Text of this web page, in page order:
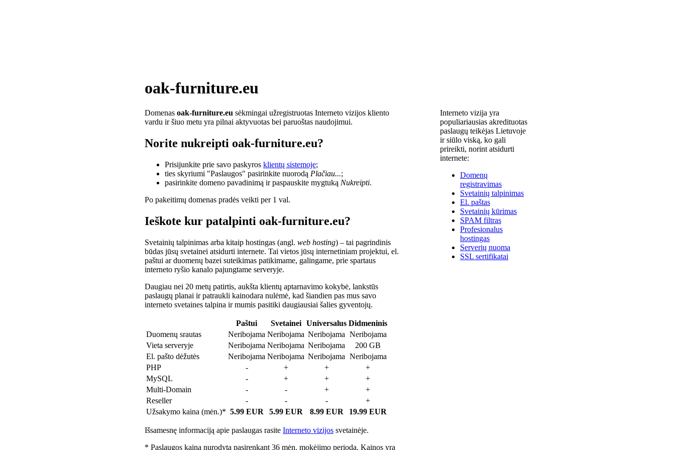
oak-furniture.eu
Domenas oak-furniture.eu sėkmingai užregistruotas Interneto vizijos kliento
vardu ir šiuo metu yra pilnai aktyvuotas bei paruoštas naudojimui.
Norite nukreipti oak-furniture.eu?
Prisijunkite prie savo paskyros klientų sistemoje;
ties skyriumi "Paslaugos" pasirinkite nuorodą Plačiau...;
pasirinkite domeno pavadinimą ir paspauskite mygtuką Nukreipti.
Po pakeitimų domenas pradės veikti per 1 val.
Ieškote kur patalpinti oak-furniture.eu?
Svetainių talpinimas arba kitaip hostingas (angl. web hosting) – tai pagrindinis
būdas jūsų svetainei atsidurti internete. Tai vietos jūsų internetiniam projektui, el.
paštui ar duomenų bazei suteikimas patikimame, galingame, prie spartaus
interneto ryšio kanalo pajungtame serveryje.
Daugiau nei 20 metų patirtis, aukšta klientų aptarnavimo kokybė, lankstūs
paslaugų planai ir patraukli kainodara nulėmė, kad šiandien pas mus savo
interneto svetaines talpina ir mumis pasitiki daugiausiai šalies gyventojų.
Paštui Svetainei Universalus Didmeninis
Duomenų srautas
Neribojama Neribojama Neribojama Neribojama
Vieta serveryje
Neribojama Neribojama Neribojama
200 GB
El. pašto dėžutės
Neribojama Neribojama Neribojama Neribojama
PHP
- + +
+
MySQL
- + +
+
Multi-Domain
- - +
+
Reseller
- - -
+
Užsakymo kaina (mėn.)* 5.99 EUR 5.99 EUR 8.99 EUR 19.99 EUR
Išsamesnę informaciją apie paslaugas rasite Interneto vizijos svetainėje.
* Paslaugos kaina nurodyta pasirenkant 36 mėn. mokėjimo periodą. Kainos yra
Interneto vizija yra
populiariausias akredituotas
paslaugų teikėjas Lietuvoje
ir siūlo viską, ko gali
prireikti, norint atsidurti
internete:
Domenų
registravimas
Svetainių talpinimas
El. paštas
Svetainių kūrimas
SPAM filtras
Profesionalus
hostingas
Serverių nuoma
SSL sertifikatai